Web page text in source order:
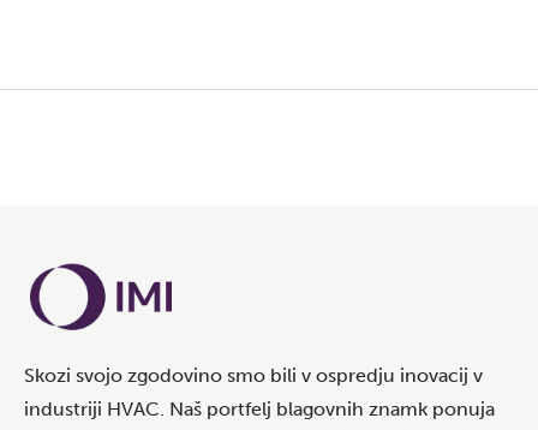
Skozi svojo zgodovino smo bili v ospredju inovacij v
industriji HVAC. Naš portfelj blagovnih znamk ponuja